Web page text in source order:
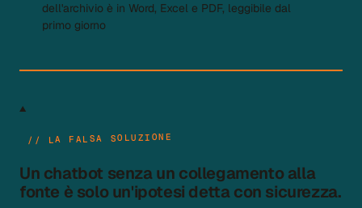
dell'archivio è in Word, Excel e PDF, leggibile dal
primo giorno
▲
// LA FALSA SOLUZIONE
Un chatbot senza un collegamento alla
fonte è solo un'ipotesi detta con sicurezza.